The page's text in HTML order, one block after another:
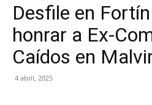
Desfile en
honrar a Ex-
Caídos en
4 abril, 2025